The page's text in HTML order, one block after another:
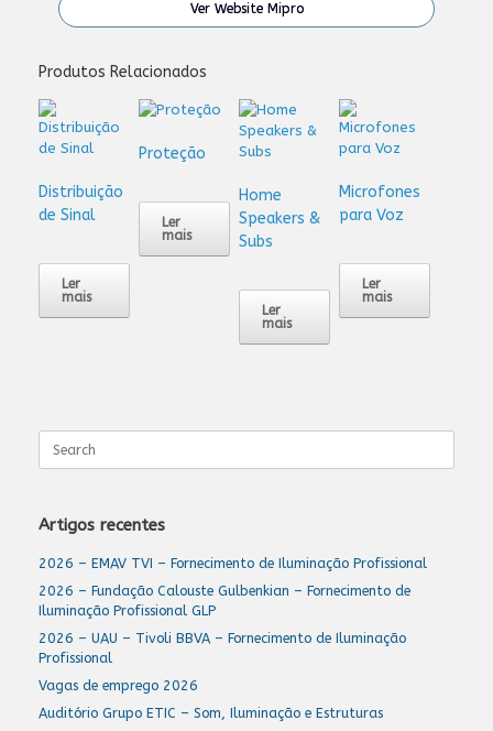
Ver Website Mipro
Produtos Relacionados
Distribuição
de Sinal
Ler
mais
Proteção
Ler
mais
Home
Speakers &
Subs
Ler
mais
Microfones
para Voz
Ler
mais
for:
Artigos recentes
2026 – EMAV TVI – Fornecimento de Iluminação Profissional
2026 – Fundação Calouste Gulbenkian – Fornecimento de
Iluminação Profissional GLP
2026 – UAU – Tivoli BBVA – Fornecimento de Iluminação
Profissional
Vagas de emprego 2026
Auditório Grupo ETIC – Som, Iluminação e Estruturas